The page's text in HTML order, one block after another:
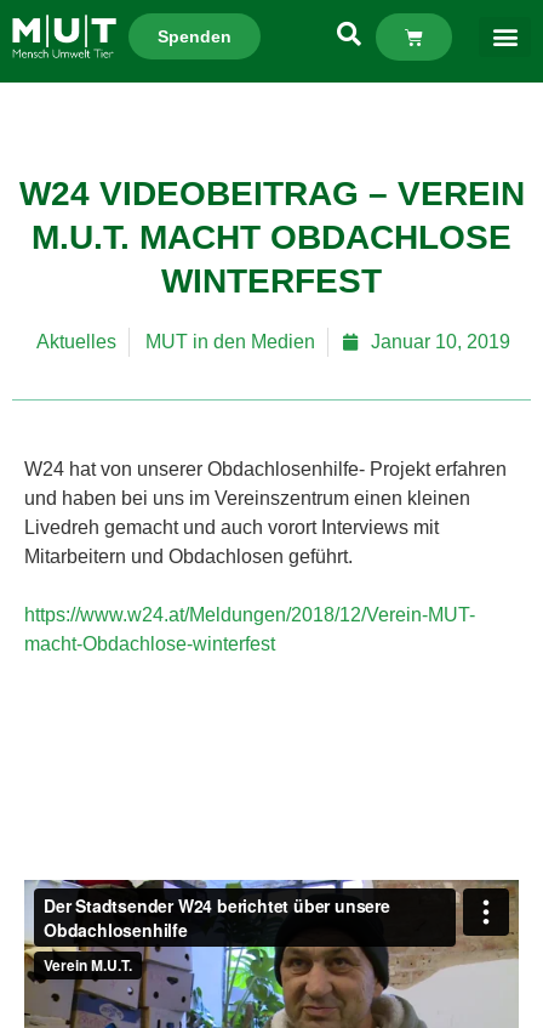
Spenden
W24 VIDEOBEITRAG – VEREIN
M.U.T. MACHT OBDACHLOSE
WINTERFEST
Aktuelles MUT in den Medien Januar 10, 2019
W24 hat von unserer Obdachlosenhilfe- Projekt erfahren
und haben bei uns im Vereinszentrum einen kleinen
Livedreh gemacht und auch vorort Interviews mit
Mitarbeitern und Obdachlosen geführt.
https://www.w24.at/Meldungen/2018/12/Verein-MUT-
macht-Obdachlose-winterfest